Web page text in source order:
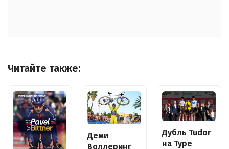
Читайте также:
Деми
Воллеринг
Дубль Tudor
на Туре